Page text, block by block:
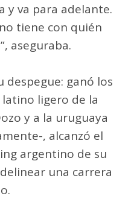
y va para adelante.
tiene con quién
aseguraba.
despegue: ganó los
ligero de la
y a la uruguaya
, alcanzó el
argentino de su
una carrera